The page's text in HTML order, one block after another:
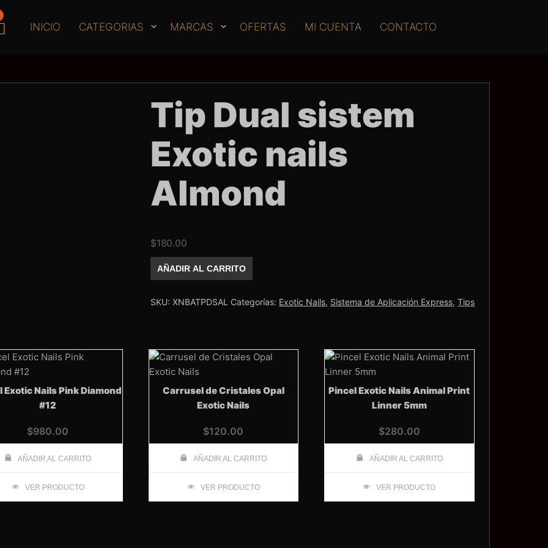
INICIO CATEGORIAS MARCAS OFERTAS MI CUENTA CONTACTO
Tip Dual sistem
Exotic nails
Almond
$180.00
Dual
sistem
nails
AÑADIR AL CARRITO
SKU:XNBATPDSAL Categorías: Exotic Nails, Sistema de Aplicación Express,Tips
Exotic Nails Pink Diamond
#12
$980.00
AÑADIR AL CARRITO
VER PRODUCTO
Carrusel de Cristales Opal
Exotic Nails
$120.00
AÑADIR AL CARRITO
VER PRODUCTO
Pincel Exotic Nails Animal Print
Linner 5mm
$280.00
AÑADIR AL CARRITO
VER PRODUCTO